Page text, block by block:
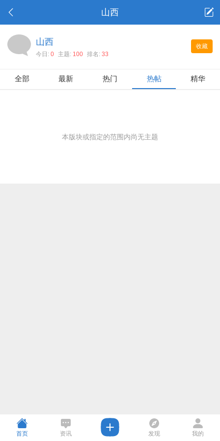
山西
收藏
山西
今日: 0 主题: 100 排名: 33
全部 最新 热门 热帖 精华
本版块或指定的范围内尚无主题
首页 资讯 发现 我的